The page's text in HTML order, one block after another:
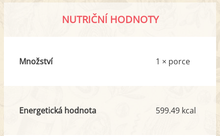
NUTRIČNÍ HODNOTY
Množství 1 × porce
Energetická hodnota 599.49 kcal